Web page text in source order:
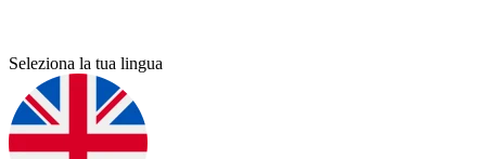
Seleziona la tua lingua